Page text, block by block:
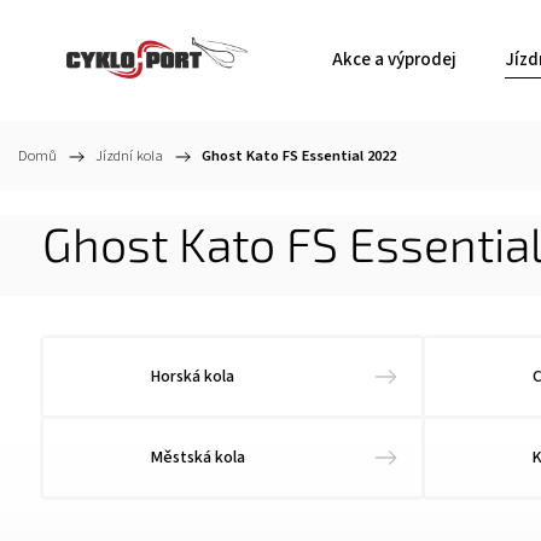
Akce a výprodej
Domů / Jízdní kola / Ghost Kato FS Essential 2022
Ghost Kato FS
Horská kola
Městská kola